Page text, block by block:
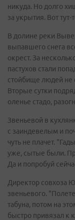
никуда. Но долго
за укрытия. Вот
В долине реки
выпавшего снега
окрест. За
пастухов стали
стойбище людей не
Вторые сутки
оленье стадо,
Звеньевой в
с заиндевелым и
чуть не плачет.
уже, сытые были.
Да и попробуй
Директор совхоза
звеньевого.
табуна, потом на
быстро привязал к